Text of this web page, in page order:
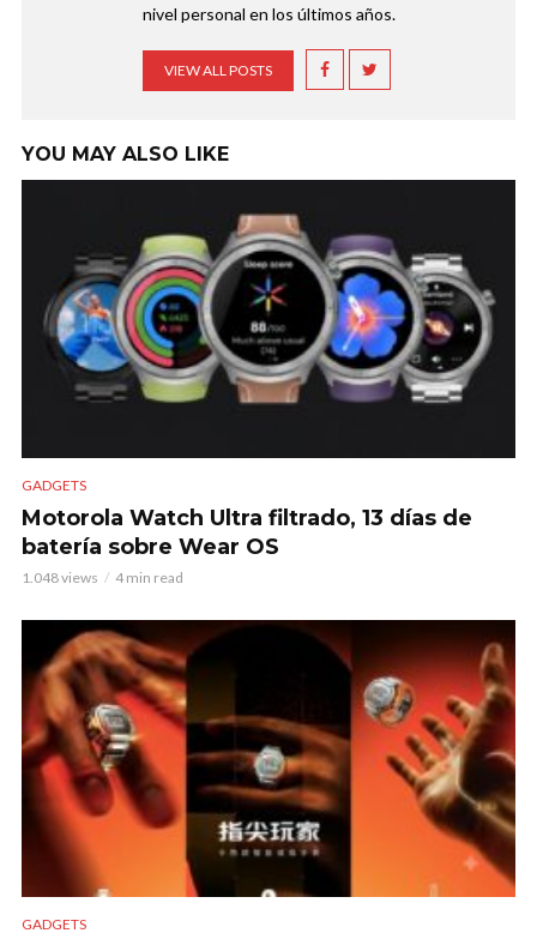
nivel personal en los últimos años.
VIEW ALL POSTS
YOU MAY ALSO LIKE
GADGETS
Motorola Watch Ultra filtrado, 13 días de
batería sobre Wear OS
1.048 views 4 min read
GADGETS